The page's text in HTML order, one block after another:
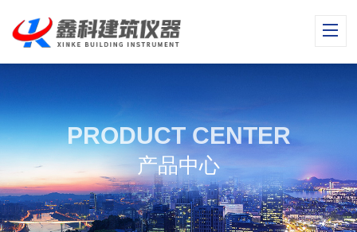
PRODUCT CENTER
产品中心